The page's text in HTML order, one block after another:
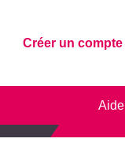
Créer un compte
Aide